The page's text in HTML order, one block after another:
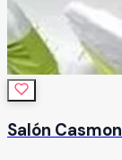
Salón Casmon